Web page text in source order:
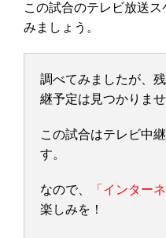
この試合のテレビ放送
みましょう。
調べてみましたが、
継予定は見つかりませ
この試合はテレビ中
す。
なので、 「インター
楽しみを！